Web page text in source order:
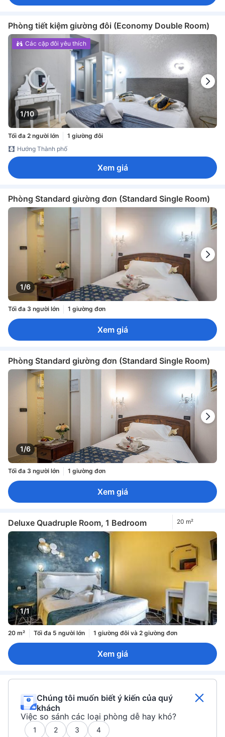
Phòng tiết kiệm giường đôi (Economy Double Room)
1/10
Các cặp đôi yêu thích
Tối đa 2 người lớn
1 giường đôi
Hướng Thành phố
Xem giá
Phòng Standard giường đơn (Standard Single Room)
1/6
Tối đa 3 người lớn 1 giường đơn
Xem giá
Phòng Standard giường đơn (Standard Single Room)
1/6
Tối đa 3 người lớn 1 giường đơn
Xem giá
Deluxe Quadruple Room, 1 Bedroom 20 m²
1/1
20 m² Tối đa 5 người lớn 1 giường đôi và 2 giường đơn
Xem giá
Chúng tôi muốn biết ý kiến của quý
khách
Việc so sánh các loại phòng dễ hay khó?
1 2 3 4